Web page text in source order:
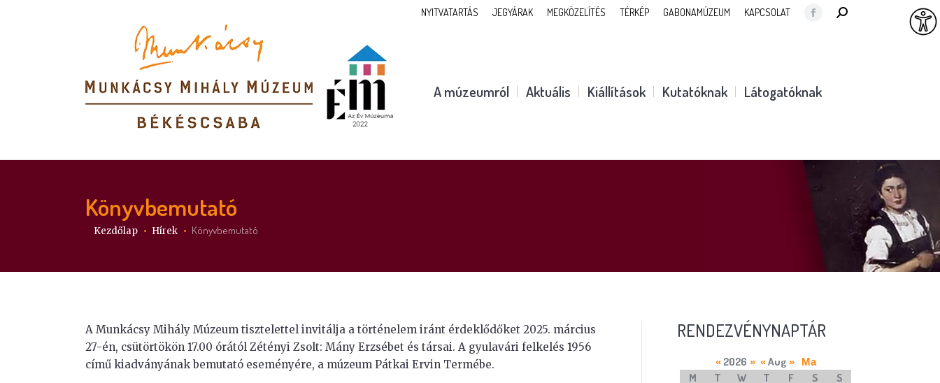
NYITVATARTÁS JEGYÁRAK MEGKÖZELÍTÉS TÉRKÉP GABONAMÚZEUM KAPCSOLAT
Facebook
new
SEARCH:
A múzeumról Aktuális Kiállítások Kutatóknak Látogatóknak
Könyvbemutató
Itt vagy:
Kezdőlap Hírek Könyvbemutató
A Munkácsy Mihály Múzeum tisztelettel invitálja a történelem iránt érdeklődőket 2025. március
27-én, csütörtökön 17.00 órától Zétényi Zsolt: Mány Erzsébet és társai. A gyulavári felkelés 1956
című kiadványának bemutató eseményére, a múzeum Pátkai Ervin Termébe.
RENDEZVÉNYNAPTÁR
« 2026 » « Aug » Ma
M T W T F S S